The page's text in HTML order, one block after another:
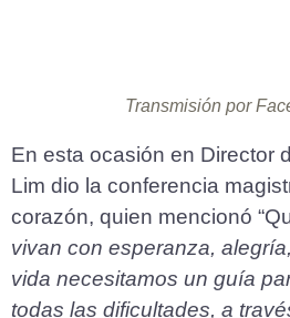
Transmisión por
En esta ocasión en Director
Lim dio la conferencia
corazón, quien mencionó
vivan con esperanza,
vida necesitamos un guía
todas las dificultades, a